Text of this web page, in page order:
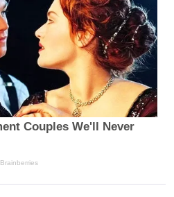
Couples We'll Never
Brainberries